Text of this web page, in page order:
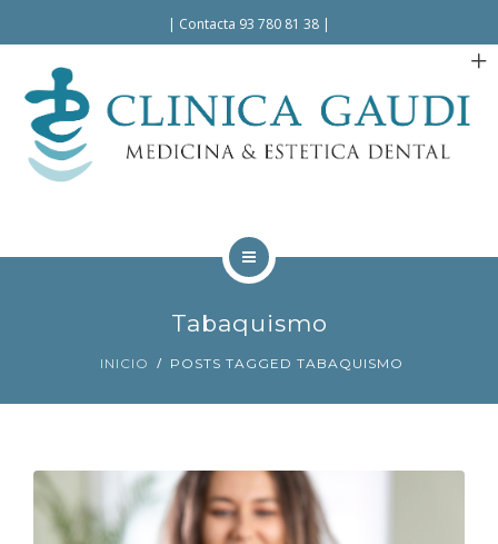
| Contacta 93 780 81 38 |
BLOG
Tabaquismo
INICIO POSTS TAGGED TABAQUISMO